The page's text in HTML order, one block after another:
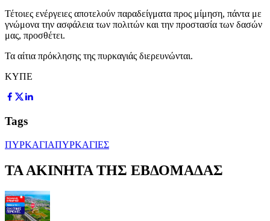
Τέτοιες ενέργειες αποτελούν παραδείγματα προς μίμηση, πάντα με
γνώμονα την ασφάλεια των πολιτών και την προστασία των δασών
μας, προσθέτει.
Τα αίτια πρόκλησης της πυρκαγιάς διερευνώνται.
ΚΥΠΕ
Tags
ΠΥΡΚΑΓΙΑΠΥΡΚΑΓΙΕΣ
ΤΑ ΑΚΙΝΗΤΑ ΤΗΣ ΕΒΔΟΜΑΔΑΣ